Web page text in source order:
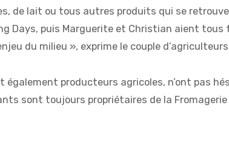
de lait ou tous autres produits qui se
Days, puis Marguerite et Christian aient tous
du milieu », exprime le couple
producteurs agricoles, n’ont pas
sont toujours propriétaires de la